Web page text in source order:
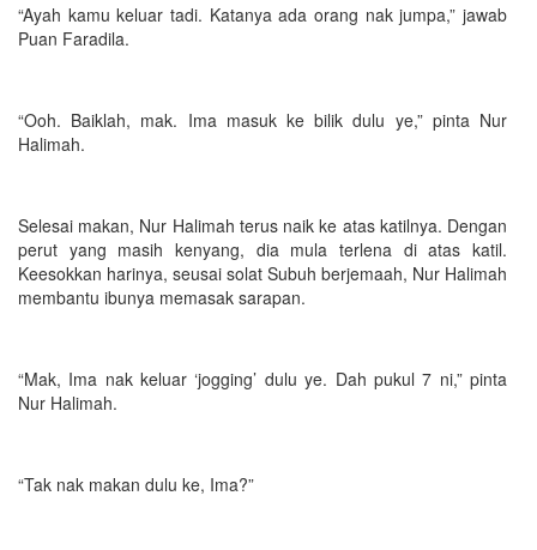
“Ayah kamu keluar tadi. Katanya ada orang nak jumpa,” jawab
Puan Faradila.
“Ooh. Baiklah, mak. Ima masuk ke bilik dulu ye,” pinta Nur
Halimah.
Selesai makan, Nur Halimah terus naik ke atas katilnya. Dengan
perut yang masih kenyang, dia mula terlena di atas katil.
Keesokkan harinya, seusai solat Subuh berjemaah, Nur Halimah
membantu ibunya memasak sarapan.
“Mak, Ima nak keluar ‘jogging’ dulu ye. Dah pukul 7 ni,” pinta
Nur Halimah.
“Tak nak makan dulu ke, Ima?”